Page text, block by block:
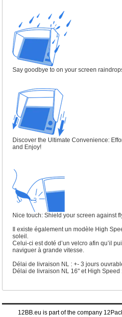
Say goodbye to on your screen
Discover the Ultimate Convenience:
and Enjoy!
Nice touch: Shield your screen against
Il existe également un modèle High
soleil.
Celui-ci est doté d’un velcro afin qu’il
naviguer à grande vitesse.
Délai de livraison NL : +- 3 jours
Délai de livraison NL 16" et High Speed
12BB.eu is part of the company